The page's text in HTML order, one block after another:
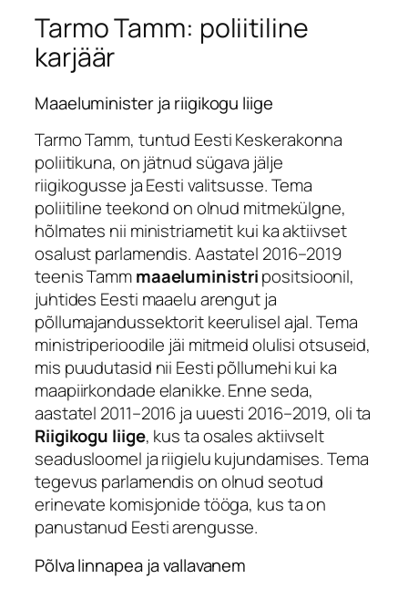
Tarmo Tamm: poliitiline
karjäär
Maaeluminister ja riigikogu liige
Tarmo Tamm, tuntud Eesti Keskerakonna
poliitikuna, on jätnud sügava jälje
riigikogusse ja Eesti valitsusse. Tema
poliitiline teekond on olnud mitmekülgne,
hõlmates nii ministriametit kui ka aktiivset
osalust parlamendis. Aastatel 2016–2019
teenis Tammmaaeluministripositsioonil,
juhtides Eesti maaelu arengut ja
põllumajandussektorit keerulisel ajal. Tema
ministriperioodile jäi mitmeid olulisi otsuseid,
mis puudutasid nii Eesti põllumehi kui ka
maapiirkondade elanikke. Enne seda,
aastatel 2011–2016 ja uuesti 2016–2019, oli ta
Riigikogu liige, kus ta osales aktiivselt
seadusloomel ja riigielu kujundamises. Tema
tegevus parlamendis on olnud seotud
erinevate komisjonide tööga, kus ta on
panustanud Eesti arengusse.
Põlva linnapea ja vallavanem